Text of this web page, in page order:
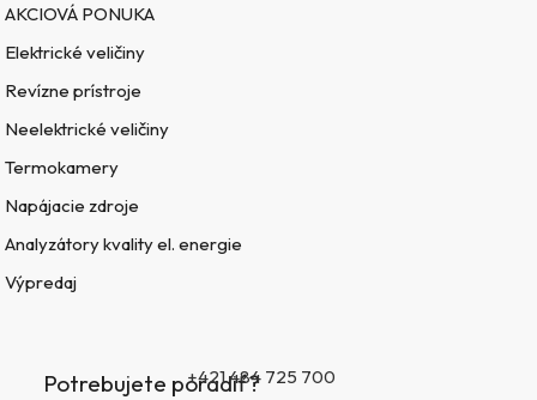
AKCIOVÁ PONUKA
Elektrické veličiny
Revízne prístroje
Neelektrické veličiny
Termokamery
Napájacie zdroje
Analyzátory kvality el. energie
Výpredaj
Potrebujete poradiť?+421 484 725 700